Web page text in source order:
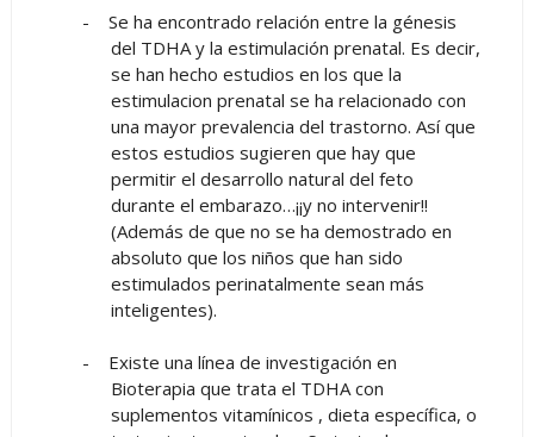
-
Se ha encontrado relación entre la génesis
del TDHA y la estimulación prenatal. Es decir,
se han hecho estudios en los que la
estimulacion prenatal se ha relacionado con
una mayor prevalencia del trastorno. Así que
estos estudios sugieren que hay que
permitir el desarrollo natural del feto
durante el embarazo…¡¡y no intervenir!!
(Además de que no se ha demostrado en
absoluto que los niños que han sido
estimulados perinatalmente sean más
inteligentes).
-
Existe una línea de investigación en
Bioterapia que trata el TDHA con
suplementos vitamínicos , dieta específica, o